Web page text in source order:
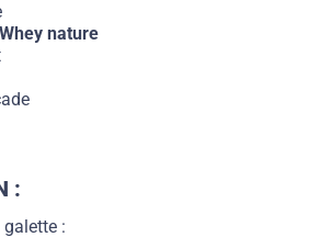
nature
:
galette :